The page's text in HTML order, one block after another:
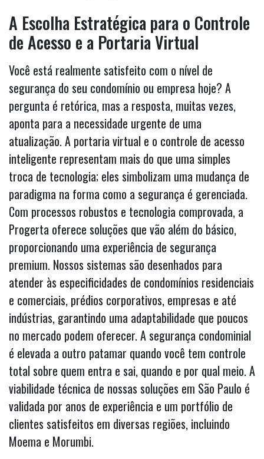
A Escolha Estratégica para o Controle
de Acesso e a Portaria Virtual
Você está realmente satisfeito com o nível de
segurança do seu condomínio ou empresa hoje? A
pergunta é retórica, mas a resposta, muitas vezes,
aponta para a necessidade urgente de uma
atualização. A portaria virtual e o controle de acesso
inteligente representam mais do que uma simples
troca de tecnologia; eles simbolizam uma mudança de
paradigma na forma como a segurança é gerenciada.
Com processos robustos e tecnologia comprovada, a
Progerta oferece soluções que vão além do básico,
proporcionando uma experiência de segurança
premium. Nossos sistemas são desenhados para
atender às especificidades de condomínios residenciais
e comerciais, prédios corporativos, empresas e até
indústrias, garantindo uma adaptabilidade que poucos
no mercado podem oferecer. A segurança condominial
é elevada a outro patamar quando você tem controle
total sobre quem entra e sai, quando e por qual meio. A
viabilidade técnica de nossas soluções em São Paulo é
validada por anos de experiência e um portfólio de
clientes satisfeitos em diversas regiões, incluindo
Moema e Morumbi.